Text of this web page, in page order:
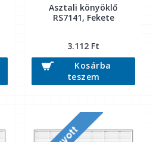
Asztali könyöklő
RS7141, Fekete
3.112 Ft
Kosárba
teszem